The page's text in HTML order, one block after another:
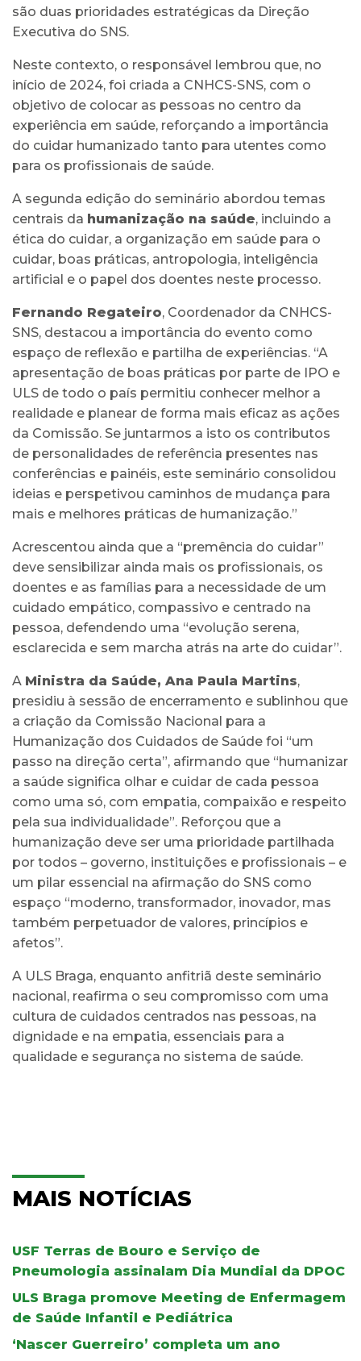
são duas prioridades estratégicas da Direção
Executiva do SNS.
Neste contexto, o responsável lembrou que, no
início de 2024, foi criada a CNHCS-SNS, com o
objetivo de colocar as pessoas no centro da
experiência em saúde, reforçando a importância
do cuidar humanizado tanto para utentes como
para os profissionais de saúde.
A segunda edição do seminário abordou temas
centrais da humanização na saúde, incluindo a
ética do cuidar, a organização em saúde para o
cuidar, boas práticas, antropologia, inteligência
artificial e o papel dos doentes neste processo.
Fernando Regateiro, Coordenador da CNHCS-
SNS, destacou a importância do evento como
espaço de reflexão e partilha de experiências. “A
apresentação de boas práticas por parte de IPO e
ULS de todo o país permitiu conhecer melhor a
realidade e planear de forma mais eficaz as ações
da Comissão. Se juntarmos a isto os contributos
de personalidades de referência presentes nas
conferências e painéis, este seminário consolidou
ideias e perspetivou caminhos de mudança para
mais e melhores práticas de humanização.”
Acrescentou ainda que a “premência do cuidar”
deve sensibilizar ainda mais os profissionais, os
doentes e as famílias para a necessidade de um
cuidado empático, compassivo e centrado na
pessoa, defendendo uma “evolução serena,
esclarecida e sem marcha atrás na arte do cuidar”.
A Ministra da Saúde, Ana Paula Martins,
presidiu à sessão de encerramento e sublinhou que
a criação da Comissão Nacional para a
Humanização dos Cuidados de Saúde foi “um
passo na direção certa”, afirmando que “humanizar
a saúde significa olhar e cuidar de cada pessoa
como uma só, com empatia, compaixão e respeito
pela sua individualidade”. Reforçou que a
humanização deve ser uma prioridade partilhada
por todos – governo, instituições e profissionais – e
um pilar essencial na afirmação do SNS como
espaço “moderno, transformador, inovador, mas
também perpetuador de valores, princípios e
afetos”.
A ULS Braga, enquanto anfitriã deste seminário
nacional, reafirma o seu compromisso com uma
cultura de cuidados centrados nas pessoas, na
dignidade e na empatia, essenciais para a
qualidade e segurança no sistema de saúde.
MAIS NOTÍCIAS
USF Terras de Bouro e Serviço de
Pneumologia assinalam Dia Mundial da DPOC
ULS Braga promove Meeting de Enfermagem
de Saúde Infantil e Pediátrica
‘Nascer Guerreiro’ completa um ano